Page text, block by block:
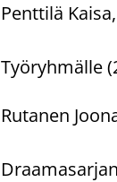
Penttilä
Työryhmälle
Rutanen